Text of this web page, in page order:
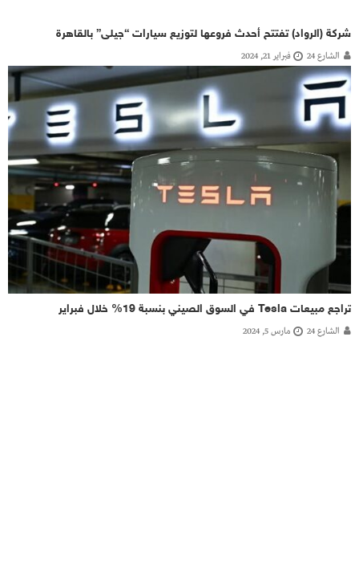
شركة (الرواد) تفتتح أحدث فروعها لتوزيع سيارات “جيلى” بالقاهرة
الشارع 24 فبراير 21, 2024
تراجع مبيعات Tesla في السوق الصيني بنسبة 19% خلال فبراير
الشارع 24 مارس 5, 2024